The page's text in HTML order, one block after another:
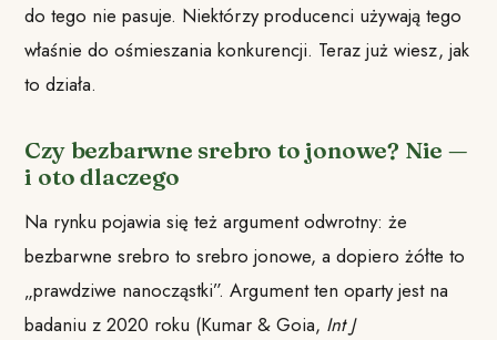
do tego nie pasuje. Niektórzy producenci używają tego
właśnie do ośmieszania konkurencji. Teraz już wiesz, jak
to działa.
Czy bezbarwne srebro to jonowe? Nie —
i oto dlaczego
Na rynku pojawia się też argument odwrotny: że
bezbarwne srebro to srebro jonowe, a dopiero żółte to
„prawdziwe nanocząstki”. Argument ten oparty jest na
badaniu z 2020 roku (Kumar & Goia, Int J